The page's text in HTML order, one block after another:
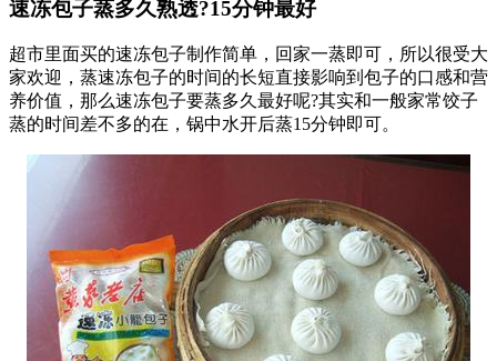
速冻包子蒸多久熟透?15分钟最好
超市里面买的速冻包子制作简单，回家一蒸即可，所以很受大
家欢迎，蒸速冻包子的时间的长短直接影响到包子的口感和营
养价值，那么速冻包子要蒸多久最好呢?其实和一般家常饺子
蒸的时间差不多的在，锅中水开后蒸15分钟即可。